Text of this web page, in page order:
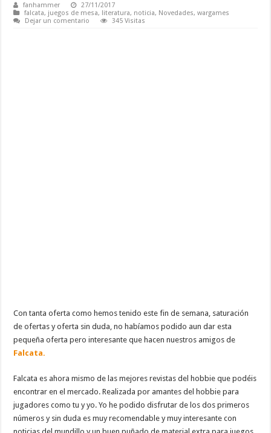
fanhammer
27/11/2017
falcata, juegos de mesa, literatura, noticia, Novedades,wargames
Dejar un comentario
345 Visitas
Con tanta oferta como hemos tenido este fin de semana, saturación
de ofertas y oferta sin duda, no habíamos podido aun dar esta
pequeña oferta pero interesante que hacen nuestros amigos de
Falcata.
Falcata es ahora mismo de las mejores revistas del hobbie que podéis
encontrar en el mercado. Realizada por amantes del hobbie para
jugadores como tu y yo. Yo he podido disfrutar de los dos primeros
números y sin duda es muy recomendable y muy interesante con